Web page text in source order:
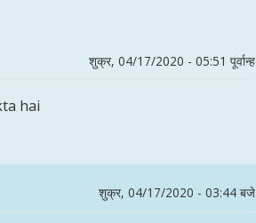
शुक्र, 04/17/2020 - 05:51 पूर्वान्ह
hai
शुक्र, 04/17/2020 - 03:44 बजे